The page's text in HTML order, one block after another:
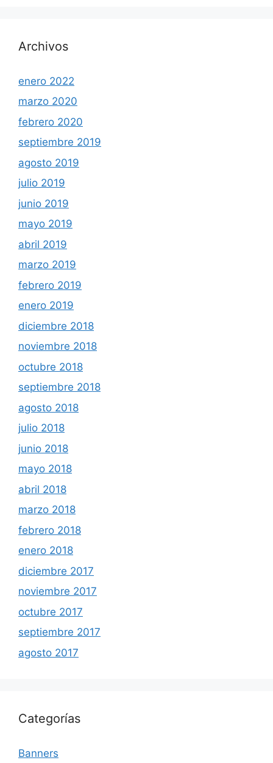
Archivos
enero 2022
marzo 2020
febrero 2020
septiembre 2019
agosto 2019
julio 2019
junio 2019
mayo 2019
abril 2019
marzo 2019
febrero 2019
enero 2019
diciembre 2018
noviembre 2018
octubre 2018
septiembre 2018
agosto 2018
julio 2018
junio 2018
mayo 2018
abril 2018
marzo 2018
febrero 2018
enero 2018
diciembre 2017
noviembre 2017
octubre 2017
septiembre 2017
agosto 2017
Categorías
Banners